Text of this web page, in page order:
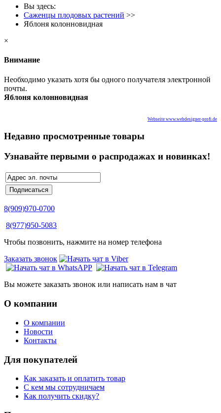
Вы здесь:
Саженцы плодовых растений >>
Яблоня колонновидная
×
Внимание
Необходимо указать хотя бы одного получателя электронной
почты.
Яблоня колонновидная
Webseite www.webdesigner-profi.de
Недавно просмотренные товары
Узнавайте первыми о распродажах и новинках!
8(909)970-0700
8(977)950-5083
Чтобы позвонить, нажмите на номер телефона
Заказать звонок
Вы можете заказать звонок или написать нам в чат
О компании
О компании
Новости
Контакты
Для покупателей
Как заказать и оплатить товар
С кем мы сотрудничаем
Как получить скидку?